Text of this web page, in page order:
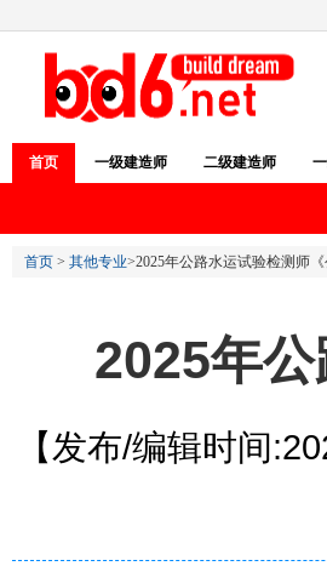
首页 一级建造师 二级建造师
首页 > 其他专业>2025年公路水运试验检测师
2025年
【发布/编辑时间